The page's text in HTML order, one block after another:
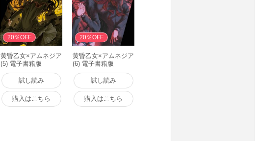
20％OFF
黄昏乙女×アムネジア
(5) 電子書籍版
試し読み
購入はこちら
20％OFF
黄昏乙女×アムネジア
(6) 電子書籍版
試し読み
購入はこちら